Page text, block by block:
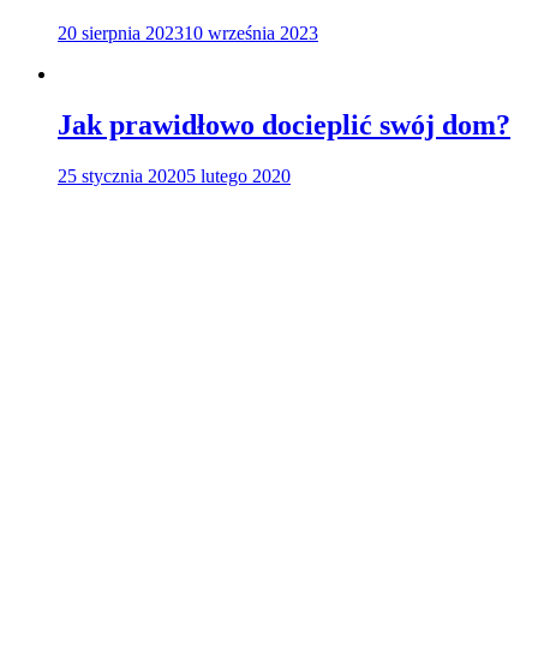
20 sierpnia 202310 września 2023
Jak prawidłowo docieplić swój dom?
25 stycznia 20205 lutego 2020